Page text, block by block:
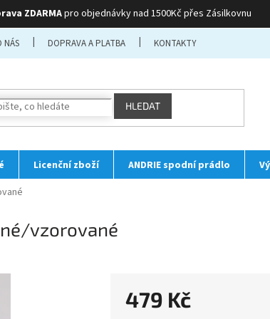
ZDARMApro objednávky nad 1500Kč přes Zásilkovnu
NÁS DOPRAVA A PLATBA KONTAKTY
HLEDAT
Licenční zboží ANDRIE spodní prádlo
vzorované
479 Kč